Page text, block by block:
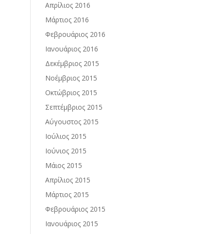
Απρίλιος 2016
Μάρτιος 2016
Φεβρουάριος 2016
Ιανουάριος 2016
Δεκέμβριος 2015
Νοέμβριος 2015
Οκτώβριος 2015
Σεπτέμβριος 2015
Αύγουστος 2015
Ιούλιος 2015
Ιούνιος 2015
Μάιος 2015
Απρίλιος 2015
Μάρτιος 2015
Φεβρουάριος 2015
Ιανουάριος 2015